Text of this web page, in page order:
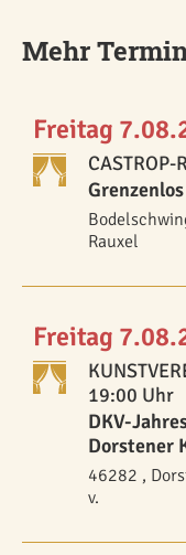
Mehr
Freitag
CASTROP-
Rauxel
Freitag
19:00 Uhr
DKV-
Dorstener
46282 ,
v.